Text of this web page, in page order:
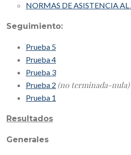
NORMAS DE ASISTENCIA
Seguimiento:
Prueba 5
Prueba 4
Prueba 3
Prueba 2 (no terminada-nula)
Prueba 1
Resultados
Generales